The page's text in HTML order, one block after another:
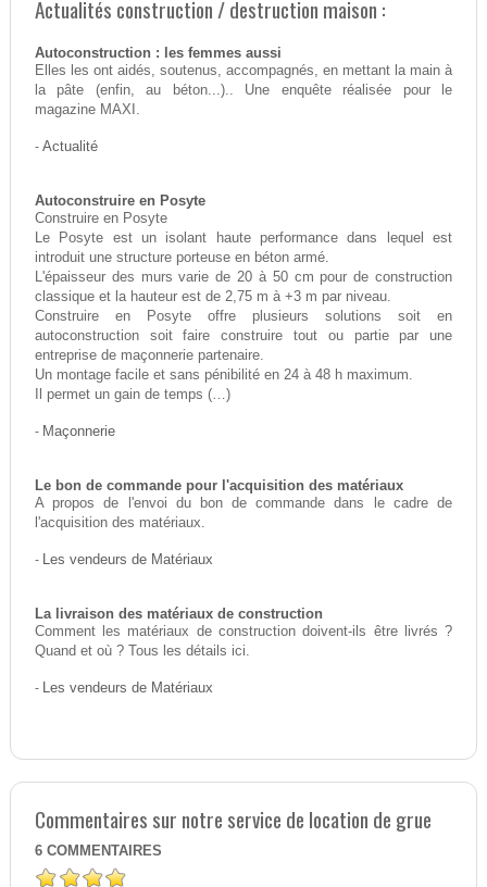
Actualités construction / destruction maison :
Autoconstruction : les femmes aussi
Elles les ont aidés, soutenus, accompagnés, en mettant la main à
la pâte (enfin, au béton...).. Une enquête réalisée pour le
magazine MAXI.
- Actualité
Autoconstruire en Posyte
Construire en Posyte
Le Posyte est un isolant haute performance dans lequel est
introduit une structure porteuse en béton armé.
L'épaisseur des murs varie de 20 à 50 cm pour de construction
classique et la hauteur est de 2,75 m à +3 m par niveau.
Construire en Posyte offre plusieurs solutions soit en
autoconstruction soit faire construire tout ou partie par une
entreprise de maçonnerie partenaire.
Un montage facile et sans pénibilité en 24 à 48 h maximum.
Il permet un gain de temps (…)
- Maçonnerie
Le bon de commande pour l'acquisition des matériaux
A propos de l'envoi du bon de commande dans le cadre de
l'acquisition des matériaux.
- Les vendeurs de Matériaux
La livraison des matériaux de construction
Comment les matériaux de construction doivent-ils être livrés ?
Quand et où ? Tous les détails ici.
- Les vendeurs de Matériaux
Commentaires sur notre service de location de grue
6 COMMENTAIRES